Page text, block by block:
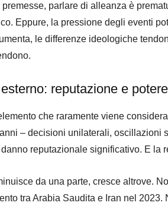
parlare di alleanza è
Eppure, la pressione degli eventi
le differenze ideologiche
reputazione e potere
che raramente viene
– decisioni unilaterali, oscillazioni
reputazionale significativo. E la
da una parte, cresce altrove.
tra Arabia Saudita e Iran nel